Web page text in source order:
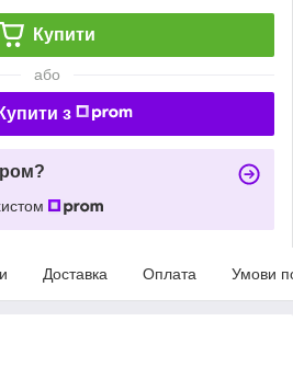
Купити
або
Купити з
Доставка Оплата Умови